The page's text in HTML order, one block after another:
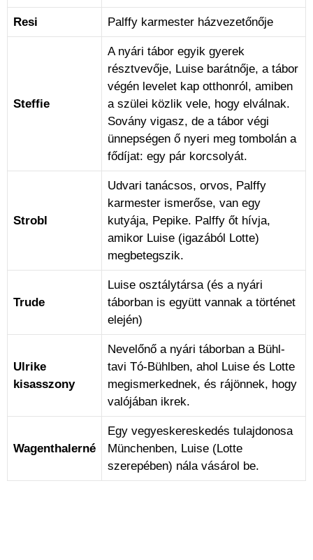
Resi Palffy karmester házvezetőnője
Steffie
A nyári tábor egyik gyerek
résztvevője, Luise barátnője, a tábor
végén levelet kap otthonról, amiben
a szülei közlik vele, hogy elválnak.
Sovány vigasz, de a tábor végi
ünnepségen ő nyeri meg tombolán a
fődíjat: egy pár korcsolyát.
Strobl
Udvari tanácsos, orvos, Palffy
karmester ismerőse, van egy
kutyája, Pepike. Palffy őt hívja,
amikor Luise (igazából Lotte)
megbetegszik.
Trude
Luise osztálytársa (és a nyári
táborban is együtt vannak a történet
elején)
Ulrike
kisasszony
Nevelőnő a nyári táborban a Bühl-
tavi Tó-Bühlben, ahol Luise és Lotte
megismerkednek, és rájönnek, hogy
valójában ikrek.
Wagenthalerné
Egy vegyeskereskedés tulajdonosa
Münchenben, Luise (Lotte
szerepében) nála vásárol be.